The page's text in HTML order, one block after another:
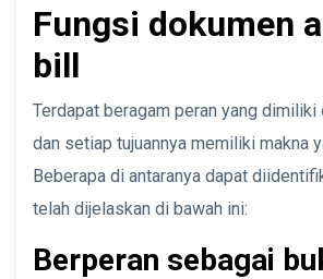
Fungsi dokumen
bill
Terdapat beragam peran yang dimiliki
dan setiap tujuannya memiliki makna
Beberapa di antaranya dapat
telah dijelaskan di bawah ini:
Berperan sebagai